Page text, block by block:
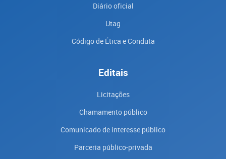
Diário oficial
Utag
Código de Ética e Conduta
Editais
Licitações
Chamamento público
Comunicado de interesse público
Parceria público-privada